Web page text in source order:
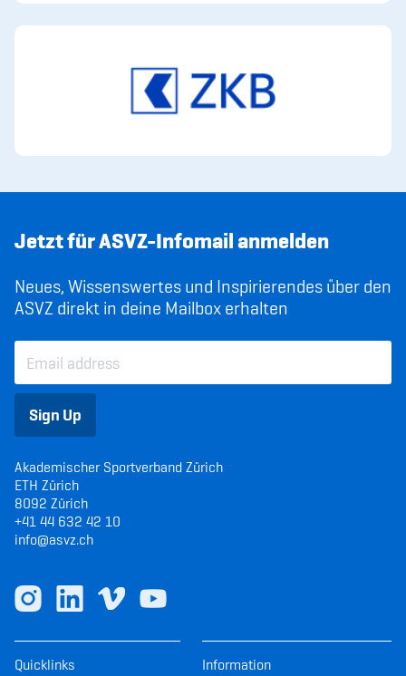
Netzwerk
Jetzt für ASVZ-Infomail anmelden
Neues, Wissenswertes und Inspirierendes über den
ASVZ direkt in deine Mailbox erhalten
Sign Up
Akademischer Sportverband Zürich
ETH Zürich
8092 Zürich
+41 44 632 42 10
info@asvz.ch
Quicklinks Information